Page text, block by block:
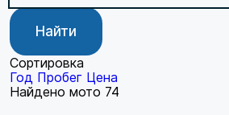
Найти
Сортировка
Год Пробег Цена
Найдено мото 74